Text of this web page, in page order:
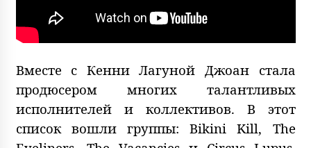
Вместе с Кенни Лагуной Джоан стала
продюсером многих талантливых
исполнителей и коллективов. В этот
список вошли группы: Bikini Kill, The